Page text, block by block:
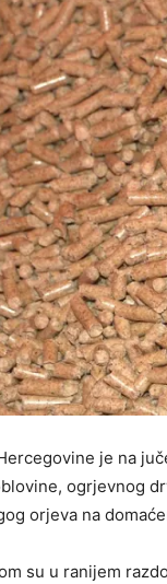
je na
ogrjevnog
orjeva na
su u ranijem